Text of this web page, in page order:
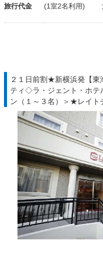
旅行代金 (1室2名利用)
２１日前割★新横浜発【東
ティ◇ラ・ジェント・ホ
ン（１～３名）＞★レイト
ＷＥＢトクだ値◇ＪＲ駅受